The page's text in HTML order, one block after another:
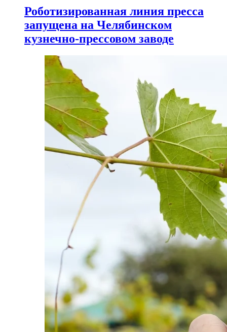
Роботизированная линия пресса
запущена на Челябинском
кузнечно-прессовом заводе